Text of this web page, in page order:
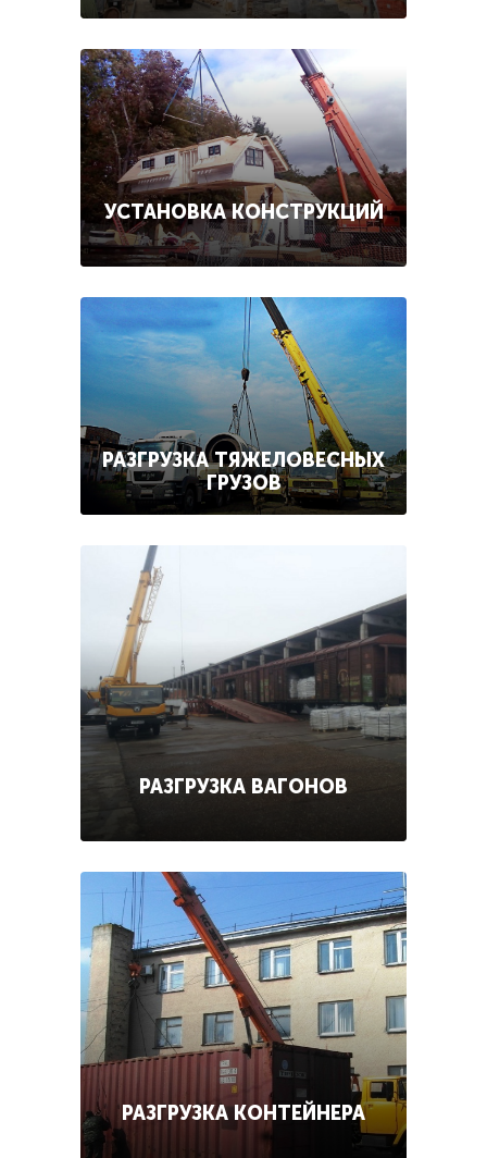
УСТАНОВКА КОНСТРУКЦИЙ
РАЗГРУЗКА ТЯЖЕЛОВЕСНЫХ
ГРУЗОВ
РАЗГРУЗКА ВАГОНОВ
РАЗГРУЗКА КОНТЕЙНЕРА